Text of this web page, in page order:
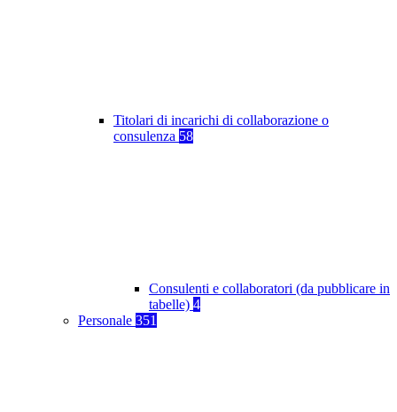
Titolari di incarichi di collaborazione o
consulenza 58
Consulenti e collaboratori (da pubblicare in
tabelle) 4
Personale 351